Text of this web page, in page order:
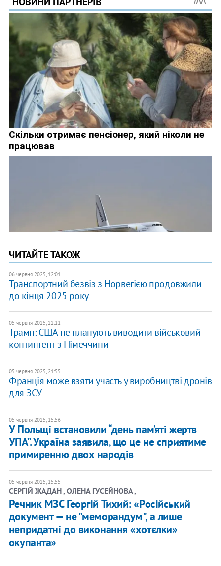
ЧИТАЙТЕ ТАКОЖ
06 червня 2025, 12:01
Транспортний безвіз з Норвегією продовжили
до кінця 2025 року
05 червня 2025, 22:11
Трамп: США не планують виводити військовий
контингент з Німеччини
05 червня 2025, 21:55
Франція може взяти участь у виробництві дронів
для ЗСУ
05 червня 2025, 15:56
У Польщі встановили “день пам’яті жертв
УПА”. Україна заявила, що це не сприятиме
примиренню двох народів
05 червня 2025, 15:55
СЕРГІЙ ЖАДАН , ОЛЕНА ГУСЕЙНОВА ,
Речник МЗС Георгій Тихий: «Російський
документ — не "меморандум", а лише
непридатні до виконання «хотєлки»
окупанта»